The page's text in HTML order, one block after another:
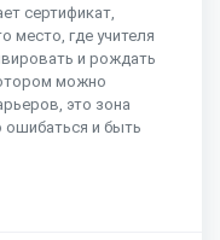
сертификат,
место, где учителя
и рождать
можно
это зона
ошибаться и быть